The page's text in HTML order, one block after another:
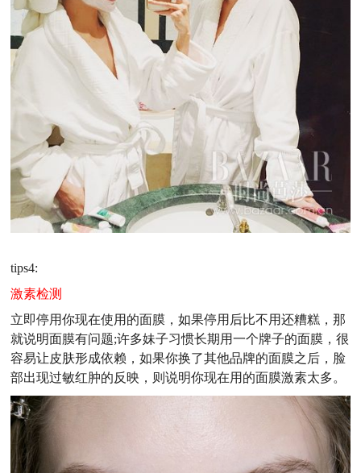
tips4:
激素检测
立即停用你现在使用的面膜，如果停用后比不用还糟糕，那
就说明面膜有问题;许多妹子习惯长期用一个牌子的面膜，很
容易让皮肤形成依赖，如果你换了其他品牌的面膜之后，脸
部出现过敏红肿的反映，则说明你现在用的面膜激素太多。